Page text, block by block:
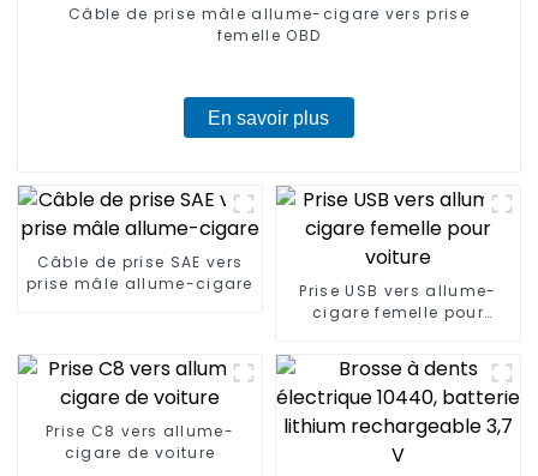
Câble de prise mâle allume-cigare vers prise
femelle OBD
En savoir plus
Câble de prise SAE vers
prise mâle allume-cigare
Prise USB vers allume-
cigare femelle pour
Prise C8 vers allume-
cigare de voiture